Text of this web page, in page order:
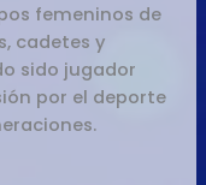
femeninos de
cadetes y
sido jugador
por el deporte